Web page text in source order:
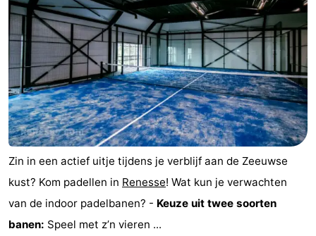
Zin in een actief uitje tijdens je verblijf aan de Zeeuwse
kust? Kom padellen in Renesse! Wat kun je verwachten
van de indoor padelbanen? - Keuze uit twee soorten
banen: Speel met z’n vieren ...